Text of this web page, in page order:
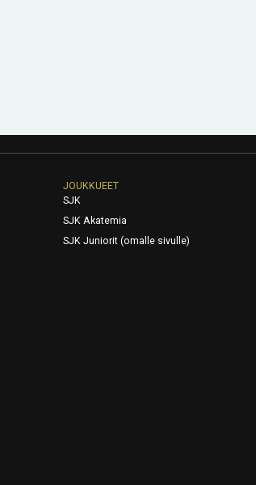
JOUKKUEET
SJK
SJK Akatemia
SJK Juniorit (omalle sivulle)